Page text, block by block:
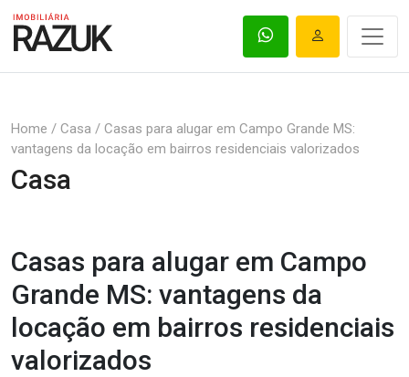
Home / Casa / Casas para alugar em Campo Grande MS:
vantagens da locação em bairros residenciais valorizados
Casa
Casas para alugar em Campo
Grande MS: vantagens da
locação em bairros residenciais
valorizados